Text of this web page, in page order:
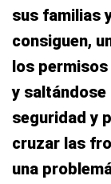
sus familias
consiguen,
los
y
seguridad y
cruzar las
una